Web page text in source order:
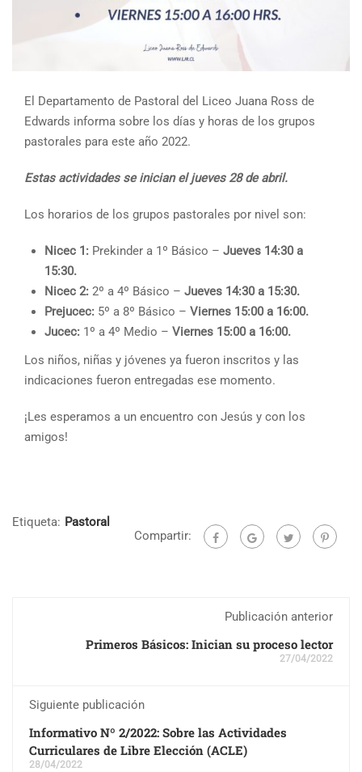
El Departamento de Pastoral del Liceo Juana Ross de
Edwards informa sobre los días y horas de los grupos
pastorales para este año 2022.
Estas actividades se inician el jueves 28 de abril.
Los horarios de los grupos pastorales por nivel son:
Nicec 1: Prekinder a 1º Básico – Jueves 14:30 a
15:30.
Nicec 2: 2º a 4º Básico – Jueves 14:30 a 15:30.
Prejucec: 5º a 8º Básico – Viernes 15:00 a 16:00.
Jucec: 1º a 4º Medio – Viernes 15:00 a 16:00.
Los niños, niñas y jóvenes ya fueron inscritos y las
indicaciones fueron entregadas ese momento.
¡Les esperamos a un encuentro con Jesús y con los
amigos!
Etiqueta: Pastoral
Compartir:
Publicación anterior
Primeros Básicos: Inician su proceso lector
27/04/2022
Siguiente publicación
Informativo Nº 2/2022: Sobre las Actividades
Curriculares de Libre Elección (ACLE)
28/04/2022